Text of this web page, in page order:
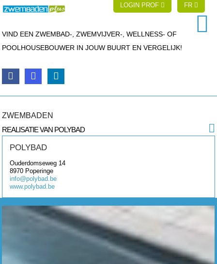
LOGIN PROF FR
VIND EEN ZWEMBAD-, ZWEMVIJVER-, WELLNESS- OF
POOLHOUSEBOUWER IN JOUW BUURT EN VERGELIJK!
ZWEMBADEN
REALISATIE VAN POLYBAD
POLYBAD
Ouderdomseweg 14
8970 Poperinge
info@polybad.be
www.polybad.be